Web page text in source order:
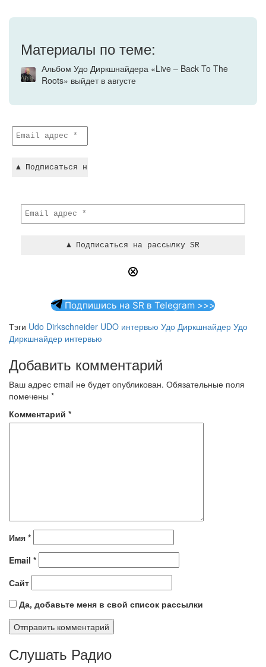
Материалы по теме:
Альбом Удо Диркшнайдера «Live – Back To The
Roots» выйдет в августе
Подпишись на SR в Telegram >>>
Тэги Udo Dirkschneider UDO интервью Удо Диркшнайдер Удо
Диркшнайдер интервью
Добавить комментарий
Ваш адрес email не будет опубликован. Обязательные поля
помечены *
Комментарий *
Имя *
Email *
Сайт
Да, добавьте меня в свой список рассылки
Слушать Радио